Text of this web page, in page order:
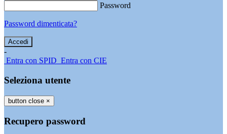
Password
Password dimenticata?
-
Entra con SPID Entra con CIE
Seleziona utente
button close ×
Recupero password